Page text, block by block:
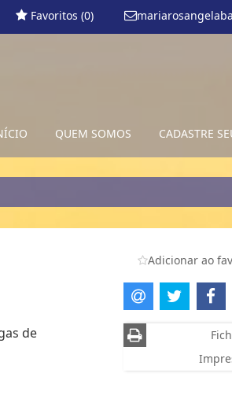
Favoritos (0)
QUEM SOMOS CADASTRE
de
Adicionar ao